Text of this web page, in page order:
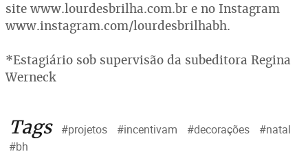
site www.lourdesbrilha.com.br e no Instagram
www.instagram.com/lourdesbrilhabh.
*Estagiário sob supervisão da subeditora Regina
Werneck
Tags #projetos #incentivam #decorações
#natal
#bh